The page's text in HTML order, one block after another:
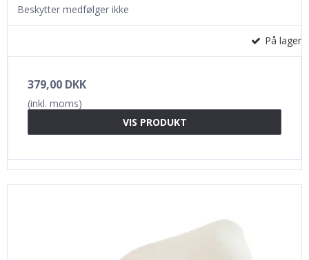
Beskytter medfølger ikke
På lager
379,00 DKK
(inkl. moms)
VIS PRODUKT